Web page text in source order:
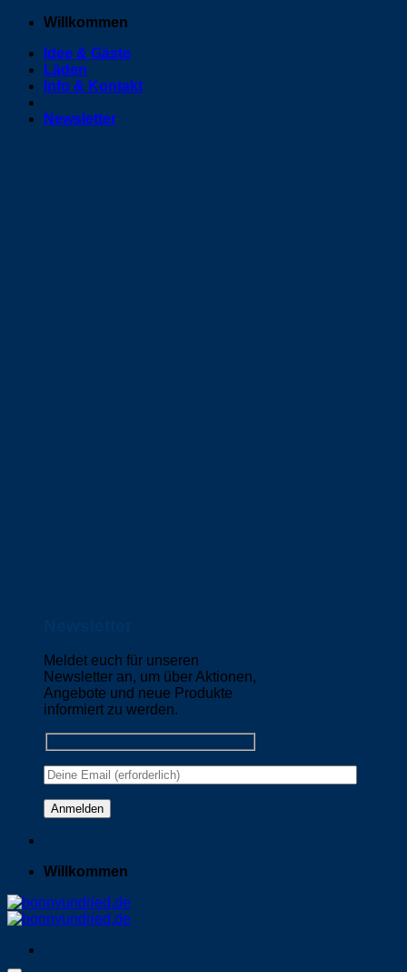
Zum
springen
Willkommen
Idee & Gäste
Läden
Info & Kontakt
Newsletter
Meldet euch für unseren
Newsletter an, um über Aktionen,
Angebote und neue Produkte
informiert zu werden.
Please leave this field empty.
Willkommen